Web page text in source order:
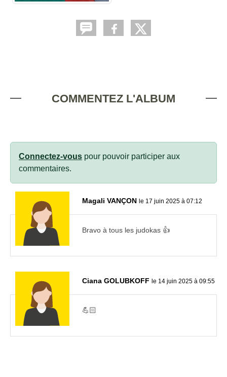
COMMENTEZ L'ALBUM
Connectez-vous pour pouvoir participer aux
commentaires.
Magali VANÇON le 17 juin 2025 à 07:12
Bravo à tous les judokas 👍
Ciana GOLUBKOFF le 14 juin 2025 à 09:55
💪🏻